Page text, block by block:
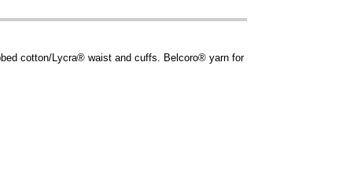
cotton/Lycra® waist and cuffs. Belcoro® yarn for